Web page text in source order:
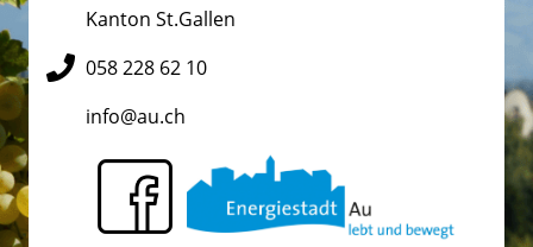
Kanton St.Gallen
058 228 62 10
info@au.ch